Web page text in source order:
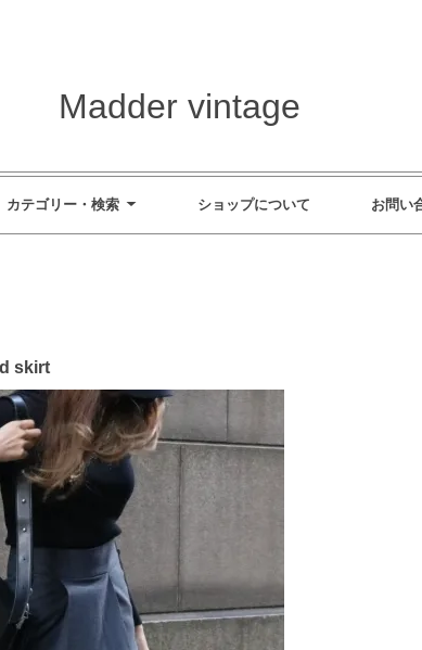
Madder vintage
カテゴリー・検索 ショップについて お問い
skirt